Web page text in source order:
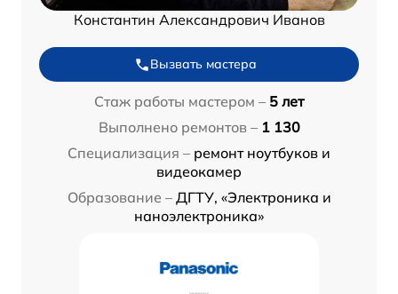
Константин Александрович Иванов
Вызвать мастера
Стаж работы мастером – 5 лет
Выполнено ремонтов – 1 130
Специализация – ремонт ноутбуков и
видеокамер
Образование – ДГТУ, «Электроника и
наноэлектроника»